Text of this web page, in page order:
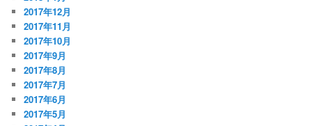
2017年12月
2017年11月
2017年10月
2017年9月
2017年8月
2017年7月
2017年6月
2017年5月